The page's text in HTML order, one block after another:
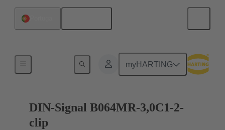
myHARTING
Terminación de placa madre a tarjeta hija
DIN-Signal B064MR-3,0C1-2-
clip